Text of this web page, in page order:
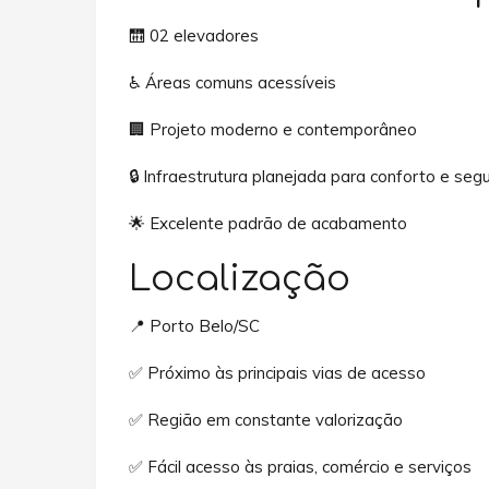
🛗 02 elevadores
♿ Áreas comuns acessíveis
🏢 Projeto moderno e contemporâneo
🔒 Infraestrutura planejada para conforto e
🌟 Excelente padrão de acabamento
Localização
📍 Porto Belo/SC
✅ Próximo às principais vias de acesso
✅ Região em constante valorização
✅ Fácil acesso às praias, comércio e serviços